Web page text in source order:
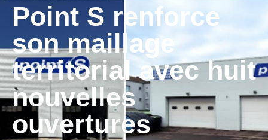
Point S renforce
son maillage
territorial avec huit
nouvelles
ouvertures